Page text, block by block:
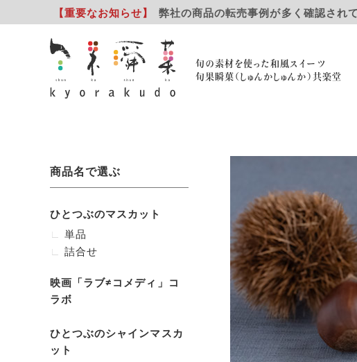
【重要なお知らせ】 弊社の商品の転売事例が多く確認され
旬の素材を使った和風スイーツ
旬果瞬菓（しゅんかしゅんか）共楽堂
商品名で選ぶ
ひとつぶのマスカット
単品
詰合せ
映画「ラブ≠コメディ」コ
ラボ
ひとつぶのシャインマスカ
ット